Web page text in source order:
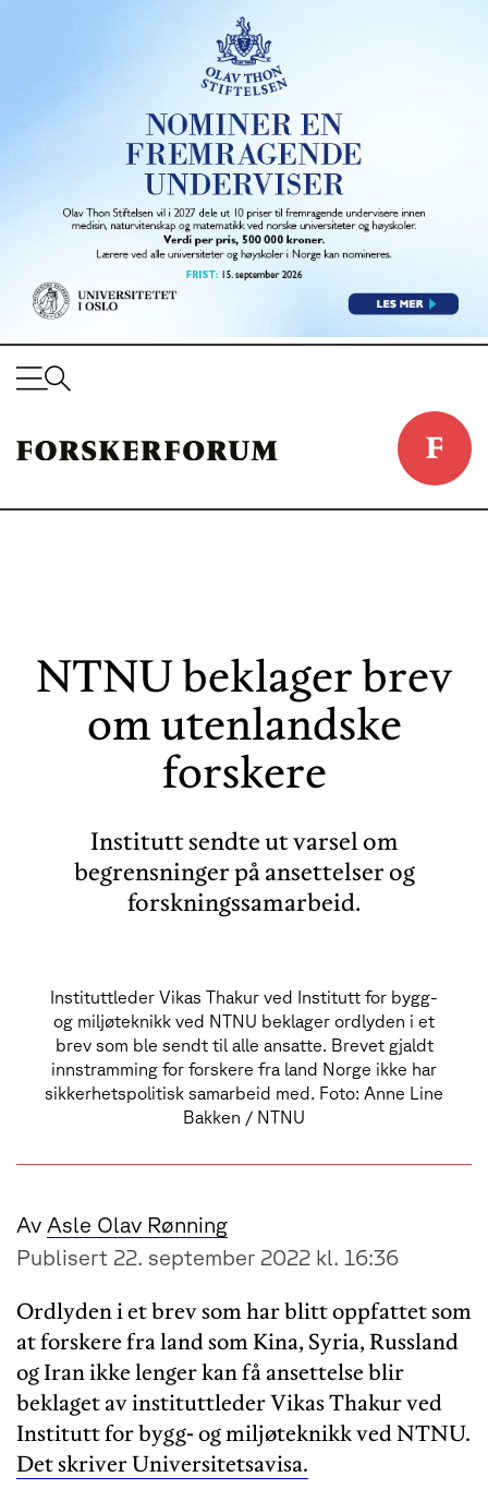
NTNU beklager brev
om utenlandske
forskere
Institutt sendte ut varsel om
begrensninger på ansettelser og
forskningssamarbeid.
Instituttleder Vikas Thakur ved Institutt for bygg-
og miljøteknikk ved NTNU beklager ordlyden i et
brev som ble sendt til alle ansatte. Brevet gjaldt
innstramming for forskere fra land Norge ikke har
sikkerhetspolitisk samarbeid med. Foto: Anne Line
Bakken / NTNU
Av Asle Olav Rønning
Publisert 22. september 2022 kl. 16:36
Ordlyden i et brev som har blitt oppfattet som
at forskere fra land som Kina, Syria, Russland
og Iran ikke lenger kan få ansettelse blir
beklaget av instituttleder Vikas Thakur ved
Institutt for bygg- og miljøteknikk ved NTNU.
Det skriver Universitetsavisa.